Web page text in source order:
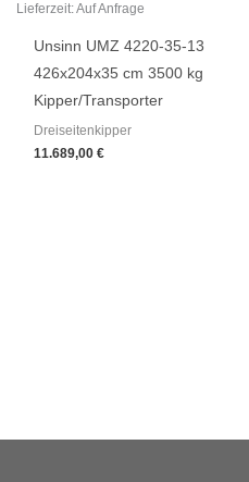
Lieferzeit:Auf Anfrage
Unsinn UMZ 4220-35-13
426x204x35 cm 3500 kg
Kipper/Transporter
Dreiseitenkipper
11.689,00€